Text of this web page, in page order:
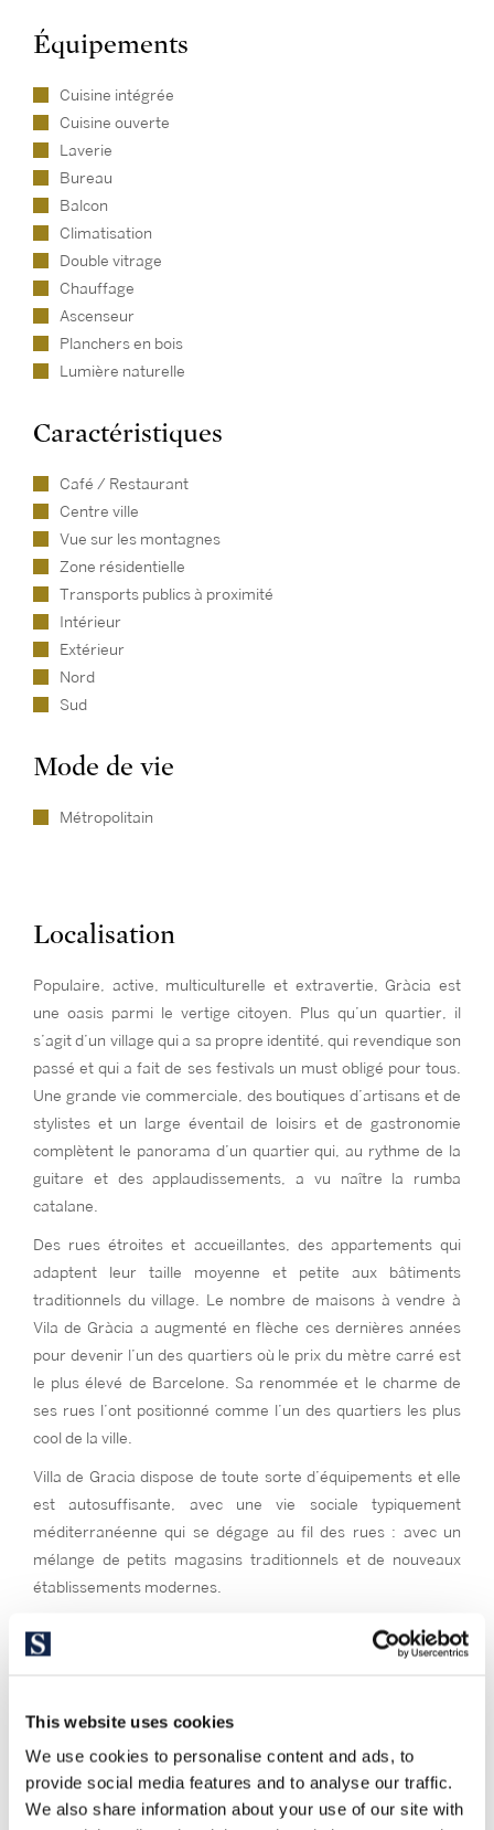
This website uses cookies
We use cookies to personalise content and ads, to
provide social media features and to analyse our traffic.
We also share information about your use of our site with
Équipements
Cuisine intégrée
Cuisine ouverte
Laverie
Bureau
Balcon
Climatisation
Double vitrage
Chauffage
Ascenseur
Planchers en bois
Lumière naturelle
Caractéristiques
Café / Restaurant
Centre ville
Vue sur les montagnes
Zone résidentielle
Transports publics à proximité
Intérieur
Extérieur
Nord
Sud
Mode de vie
Métropolitain
Localisation
Populaire, active, multiculturelle et extravertie, Gràcia est
une oasis parmi le vertige citoyen. Plus qu’un quartier, il
s’agit d’un village qui a sa propre identité, qui revendique son
passé et qui a fait de ses festivals un must obligé pour tous.
Une grande vie commerciale, des boutiques d’artisans et de
stylistes et un large éventail de loisirs et de gastronomie
complètent le panorama d’un quartier qui, au rythme de la
guitare et des applaudissements, a vu naître la rumba
catalane.
Des rues étroites et accueillantes, des appartements qui
adaptent leur taille moyenne et petite aux bâtiments
traditionnels du village. Le nombre de maisons à vendre à
Vila de Gràcia a augmenté en flèche ces dernières années
pour devenir l’un des quartiers où le prix du mètre carré est
le plus élevé de Barcelone. Sa renommée et le charme de
ses rues l’ont positionné comme l’un des quartiers les plus
cool de la ville.
Villa de Gracia dispose de toute sorte d’équipements et elle
est autosuffisante, avec une vie sociale typiquement
méditerranéenne qui se dégage au fil des rues : avec un
mélange de petits magasins traditionnels et de nouveaux
établissements modernes.